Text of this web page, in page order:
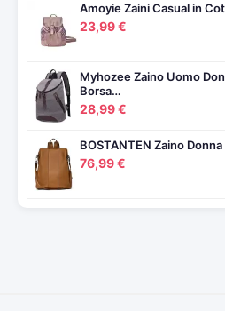
Amoyie Zaini Casual in
23,99 €
Myhozee Zaino Uomo
Borsa…
28,99 €
BOSTANTEN Zaino
76,99 €